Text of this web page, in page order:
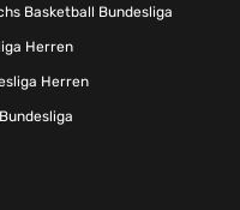
Basketball Bundesliga
Herren
Herren